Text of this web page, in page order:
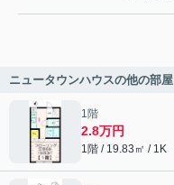
ニュータウンハウスの他の部屋
1階
2.8万円
1階 / 19.83㎡ / 1K